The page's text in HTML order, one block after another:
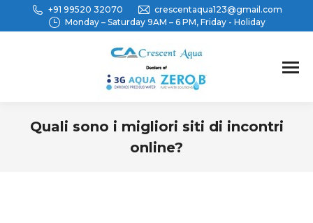
+91 99520 32070
crescentaqua123@gmail.com
Monday – Saturday 9AM – 6 PM, Friday - Holiday
Quali sono i migliori siti di incontri
online?